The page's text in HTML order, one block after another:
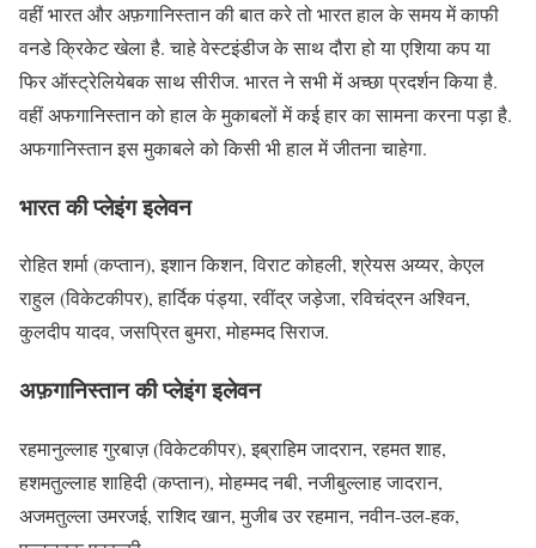
वहीं भारत और अफ़गानिस्तान की बात करे तो भारत हाल के समय में काफी
वनडे क्रिकेट खेला है. चाहे वेस्टइंडीज के साथ दौरा हो या एशिया कप या
फिर ऑस्ट्रेलियेबक साथ सीरीज. भारत ने सभी में अच्छा प्रदर्शन किया है.
वहीं अफगानिस्तान को हाल के मुकाबलों में कई हार का सामना करना पड़ा है.
अफगानिस्तान इस मुकाबले को किसी भी हाल में जीतना चाहेगा.
भारत की प्लेइंग इलेवन
रोहित शर्मा (कप्तान), इशान किशन, विराट कोहली, श्रेयस अय्यर, केएल
राहुल (विकेटकीपर), हार्दिक पंड्या, रवींद्र जड़ेजा, रविचंद्रन अश्विन,
कुलदीप यादव, जसप्रित बुमरा, मोहम्मद सिराज.
अफ़गानिस्तान की प्लेइंग इलेवन
रहमानुल्लाह गुरबाज़ (विकेटकीपर), इब्राहिम जादरान, रहमत शाह,
हशमतुल्लाह शाहिदी (कप्तान), मोहम्मद नबी, नजीबुल्लाह जादरान,
अजमतुल्ला उमरजई, राशिद खान, मुजीब उर रहमान, नवीन-उल-हक,